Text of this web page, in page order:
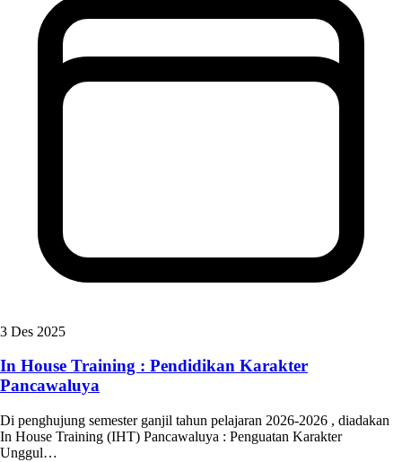
3 Des 2025
In House Training : Pendidikan Karakter
Pancawaluya
Di penghujung semester ganjil tahun pelajaran 2026-2026 , diadakan
In House Training (IHT) Pancawaluya : Penguatan Karakter
Unggul…